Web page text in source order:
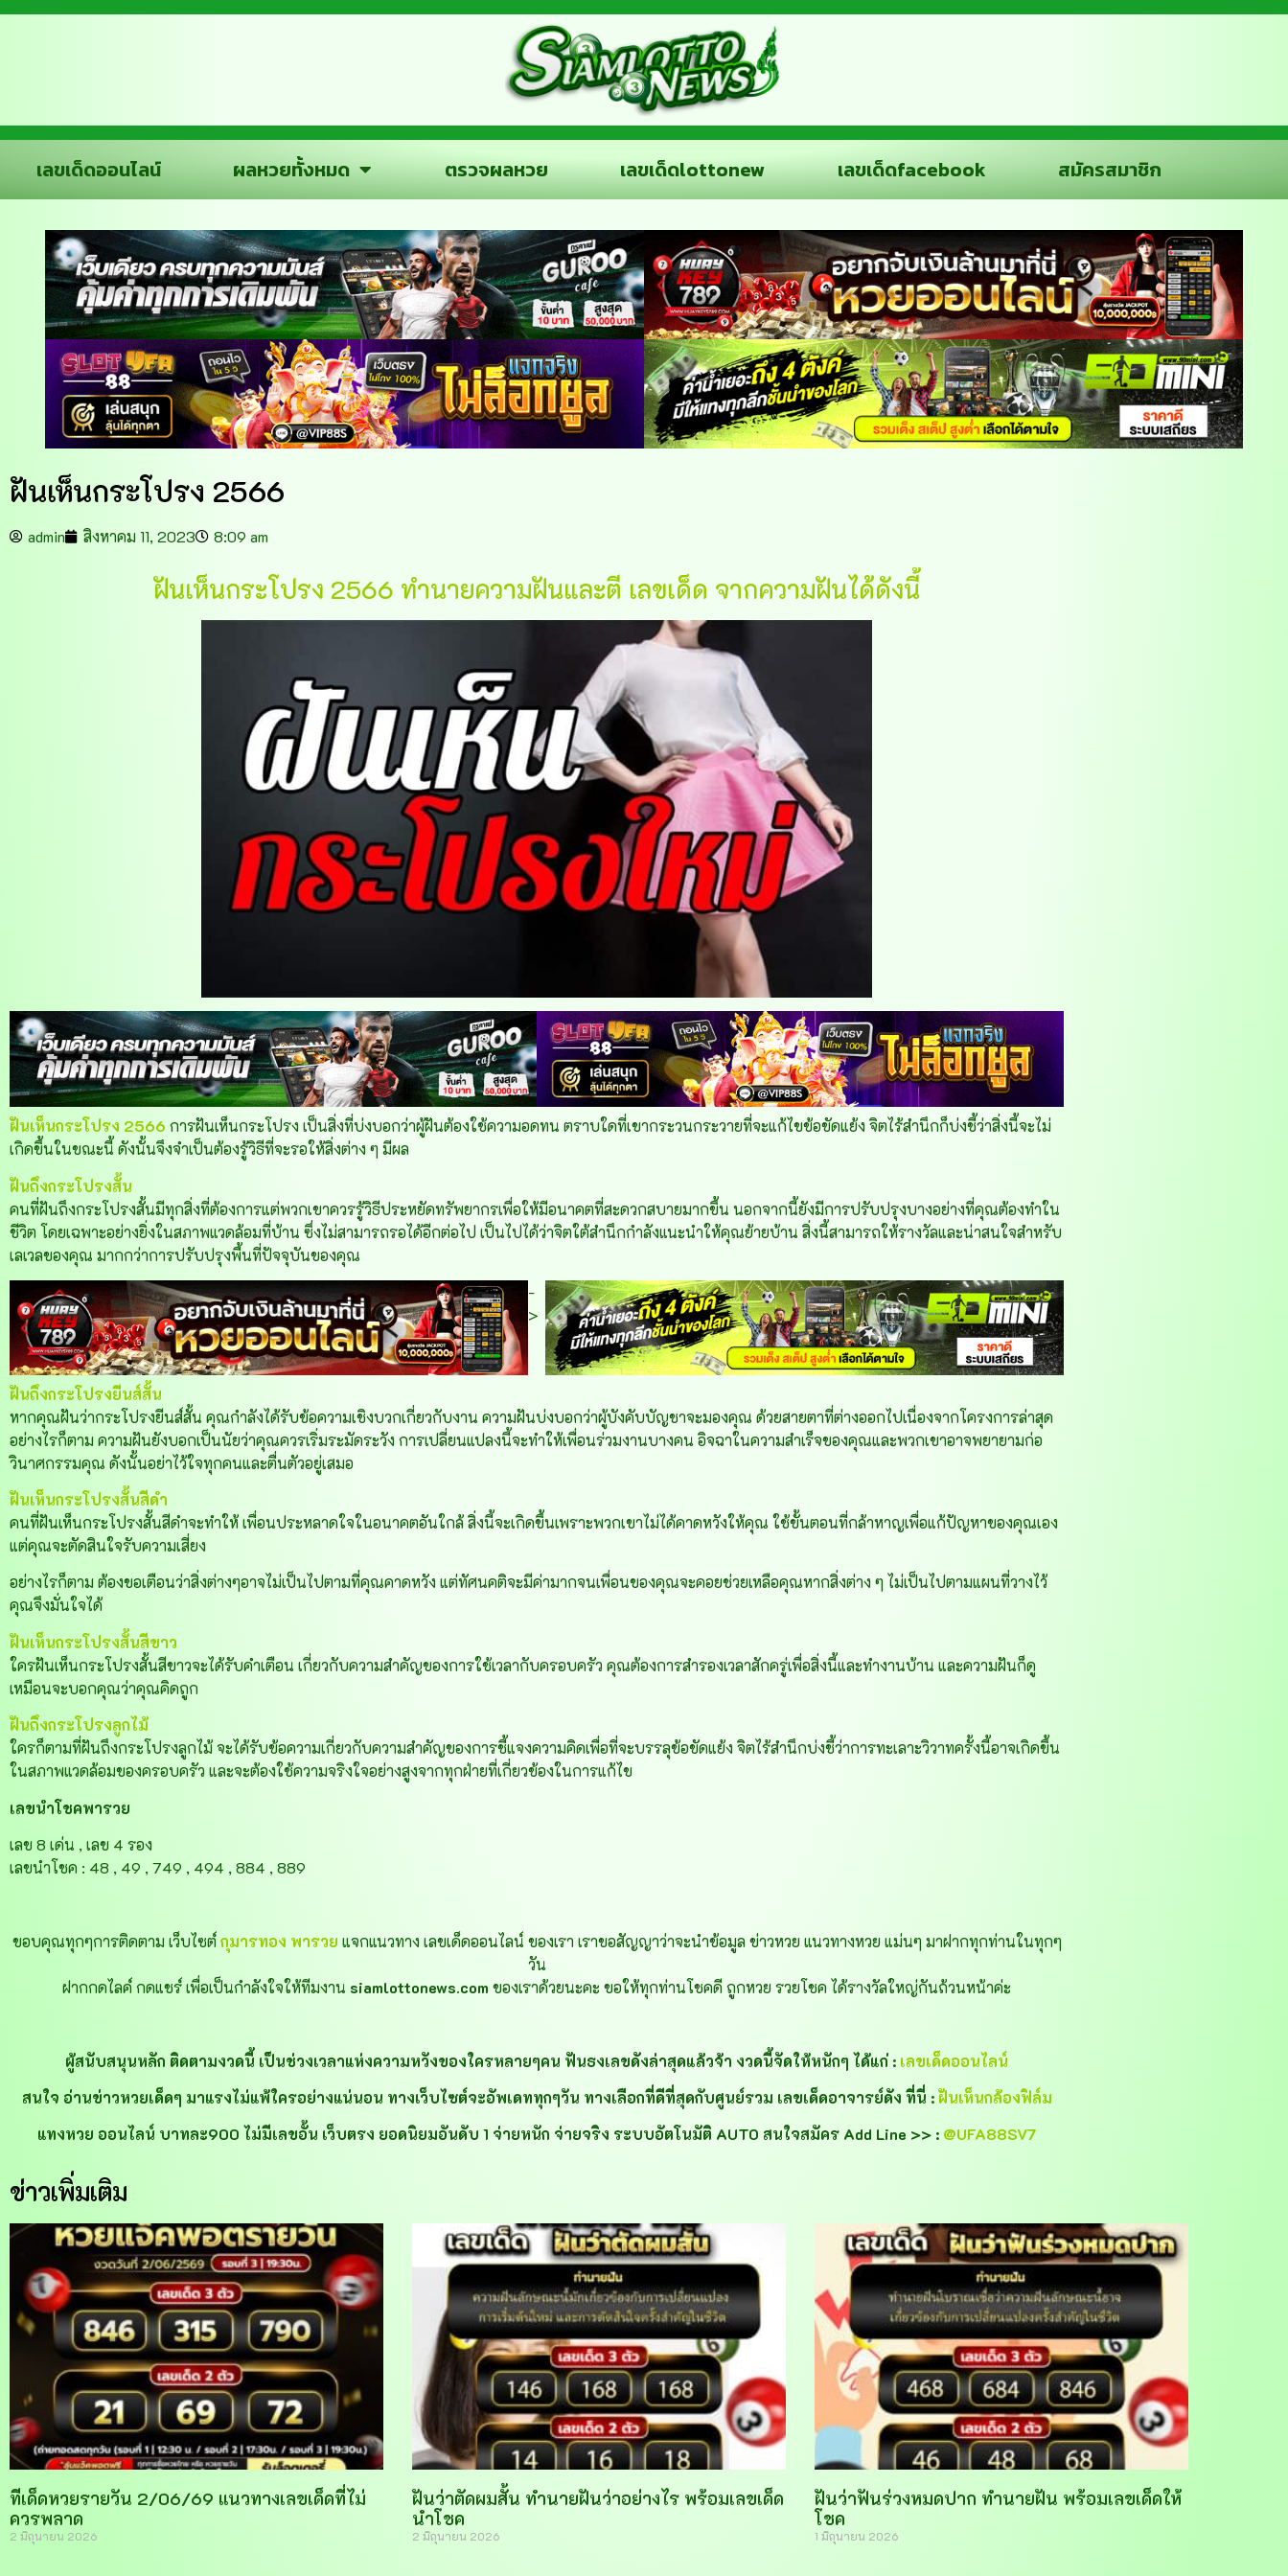
เลขเด็ดออนไลน์ ผลหวยทั้งหมด ตรวจผลหวย เลขเด็ดlottonew เลขเด็ดfacebook สมัครสมาชิก
ฝันเห็นกระโปรง 2566
admin สิงหาคม 11, 2023 8:09 am
ฝันเห็นกระโปรง 2566 ทำนายความฝันและตี เลขเด็ด จากความฝันได้ดังนี้
ฝันเห็นกระโปรง 2566 การฝันเห็นกระโปรง เป็นสิ่งที่บ่งบอกว่าผู้ฝันต้องใช้ความอดทน ตราบใดที่เขากระวนกระวายที่จะแก้ไขข้อขัดแย้ง จิตไร้สำนึกก็บ่งชี้ว่าสิ่งนี้จะไม่
เกิดขึ้นในขณะนี้ ดังนั้นจึงจำเป็นต้องรู้วิธีที่จะรอให้สิ่งต่าง ๆ มีผล
ฝันถึงกระโปรงสั้น
คนที่ฝันถึงกระโปรงสั้นมีทุกสิ่งที่ต้องการแต่พวกเขาควรรู้วิธีประหยัดทรัพยากรเพื่อให้มีอนาคตที่สะดวกสบายมากขึ้น นอกจากนี้ยังมีการปรับปรุงบางอย่างที่คุณต้องทำใน
ชีวิต โดยเฉพาะอย่างยิ่งในสภาพแวดล้อมที่บ้าน ซึ่งไม่สามารถรอได้อีกต่อไป เป็นไปได้ว่าจิตใต้สำนึกกำลังแนะนำให้คุณย้ายบ้าน สิ่งนี้สามารถให้รางวัลและน่าสนใจสำหรับ
เลเวลของคุณ มากกว่าการปรับปรุงพื้นที่ปัจจุบันของคุณ
-
>
ฝันถึงกระโปรงยีนส์สั้น
หากคุณฝันว่ากระโปรงยีนส์สั้น คุณกำลังได้รับข้อความเชิงบวกเกี่ยวกับงาน ความฝันบ่งบอกว่าผู้บังคับบัญชาจะมองคุณ ด้วยสายตาที่ต่างออกไปเนื่องจากโครงการล่าสุด
อย่างไรก็ตาม ความฝันยังบอกเป็นนัยว่าคุณควรเริ่มระมัดระวัง การเปลี่ยนแปลงนี้จะทำให้เพื่อนร่วมงานบางคน อิจฉาในความสำเร็จของคุณและพวกเขาอาจพยายามก่อ
วินาศกรรมคุณ ดังนั้นอย่าไว้ใจทุกคนและตื่นตัวอยู่เสมอ
ฝันเห็นกระโปรงสั้นสีดำ
คนที่ฝันเห็นกระโปรงสั้นสีดำจะทำให้ เพื่อนประหลาดใจในอนาคตอันใกล้ สิ่งนี้จะเกิดขึ้นเพราะพวกเขาไม่ได้คาดหวังให้คุณ ใช้ขั้นตอนที่กล้าหาญเพื่อแก้ปัญหาของคุณเอง
แต่คุณจะตัดสินใจรับความเสี่ยง
อย่างไรก็ตาม ต้องขอเตือนว่าสิ่งต่างๆอาจไม่เป็นไปตามที่คุณคาดหวัง แต่ทัศนคติจะมีค่ามากจนเพื่อนของคุณจะคอยช่วยเหลือคุณหากสิ่งต่าง ๆ ไม่เป็นไปตามแผนที่วางไว้
คุณจึงมั่นใจได้
ฝันเห็นกระโปรงสั้นสีขาว
ใครฝันเห็นกระโปรงสั้นสีขาวจะได้รับคำเตือน เกี่ยวกับความสำคัญของการใช้เวลากับครอบครัว คุณต้องการสำรองเวลาสักครู่เพื่อสิ่งนี้และทำงานบ้าน และความฝันก็ดู
เหมือนจะบอกคุณว่าคุณคิดถูก
ฝันถึงกระโปรงลูกไม้
ใครก็ตามที่ฝันถึงกระโปรงลูกไม้ จะได้รับข้อความเกี่ยวกับความสำคัญของการชี้แจงความคิดเพื่อที่จะบรรลุข้อขัดแย้ง จิตไร้สำนึกบ่งชี้ว่าการทะเลาะวิวาทครั้งนี้อาจเกิดขึ้น
ในสภาพแวดล้อมของครอบครัว และจะต้องใช้ความจริงใจอย่างสูงจากทุกฝ่ายที่เกี่ยวข้องในการแก้ไข
เลขนำโชคพารวย
เลข 8 เด่น , เลข 4 รอง
เลขนำโชค : 48 , 49 , 749 , 494 , 884 , 889
ขอบคุณทุกๆการติดตาม เว็บไซต์กุมารทอง พารวย แจกแนวทาง เลขเด็ดออนไลน์ ของเรา เราขอสัญญาว่าจะนำข้อมูล ข่าวหวย แนวทางหวย แม่นๆ มาฝากทุกท่านในทุกๆ
วัน
ฝากกดไลค์ กดแชร์ เพื่อเป็นกำลังใจให้ทีมงาน siamlottonews.com ของเราด้วยนะคะ ขอให้ทุกท่านโชคดี ถูกหวย รวยโชค ได้รางวัลใหญ่กันถ้วนหน้าค่ะ
ผู้สนับสนุนหลัก ติดตามงวดนี้ เป็นช่วงเวลาแห่งความหวังของใครหลายๆคน ฟันธงเลขดังล่าสุดแล้วจ้า งวดนี้จัดให้หนักๆ ได้แก่ : เลขเด็ดออนไลน์
สนใจ อ่านข่าวหวยเด็ดๆ มาแรงไม่แพ้ใครอย่างแน่นอน ทางเว็บไซต์จะอัพเดททุกๆวัน ทางเลือกที่ดีที่สุดกับศูนย์รวม เลขเด็ดอาจารย์ดัง ที่นี่ :ฝันเห็นกล้องฟิล์ม
แทงหวย ออนไลน์ บาทละ900 ไม่มีเลขอั้น เว็บตรง ยอดนิยมอันดับ 1 จ่ายหนัก จ่ายจริง ระบบอัตโนมัติ AUTO สนใจสมัคร Add Line >> : @UFA88SV7
ข่าวเพิ่มเติม
ทีเด็ดหวยรายวัน 2/06/69 แนวทางเลขเด็ดที่ไม่
ควรพลาด
2 มิถุนายน 2026
ฝันว่าตัดผมสั้น ทำนายฝันว่าอย่างไร พร้อมเลขเด็ด
นำโชค
2 มิถุนายน 2026
ฝันว่าฟันร่วงหมดปาก ทำนายฝัน พร้อมเลขเด็ดให้
โชค
1 มิถุนายน 2026